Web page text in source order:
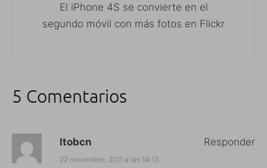
El iPhone 4S se convierte en el
segundo móvil con más fotos en Flickr
5 Comentarios
Itobcn
22 noviembre, 2011 a las 14:13
Responder